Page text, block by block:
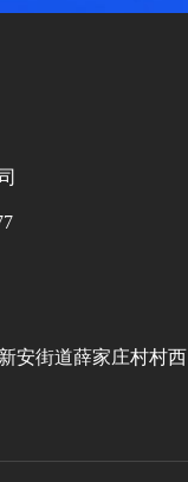
安街道薛家庄村村西